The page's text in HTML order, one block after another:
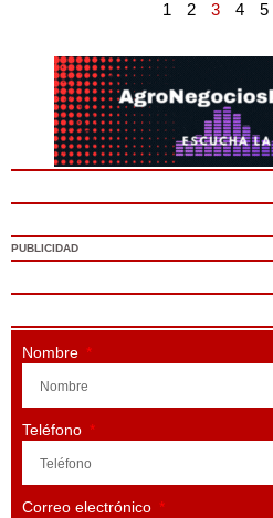
1 2 3 4 5
PUBLICIDAD
Nombre
Teléfono
Correo electrónico